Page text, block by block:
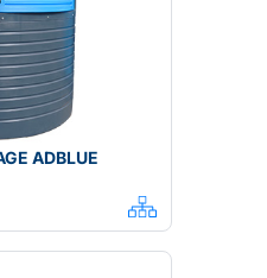
ADBLUE